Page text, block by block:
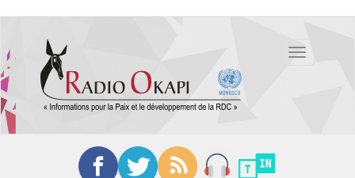
contenu
principal
Toggle